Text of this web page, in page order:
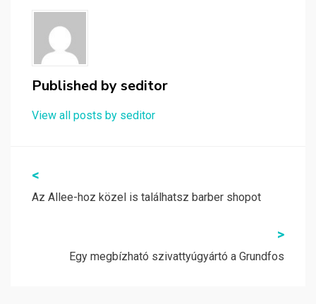
Published byseditor
View all posts by seditor
Bejegyzés
navigáció
<
Az Allee-hoz közel is találhatsz barber shopot
>
Egy megbízható szivattyúgyártó a Grundfos